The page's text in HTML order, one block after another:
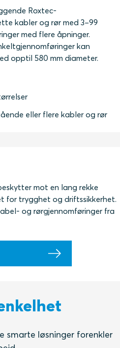
Roxtec-
kabler og rør med 3–99
med flere åpninger.
kan
opptil 580 mm diameter.
eller flere kabler og rør
mot en lang rekke
for trygghet og driftssikkerhet.
og rørgjennomføringer fra
smarte løsninger forenkler